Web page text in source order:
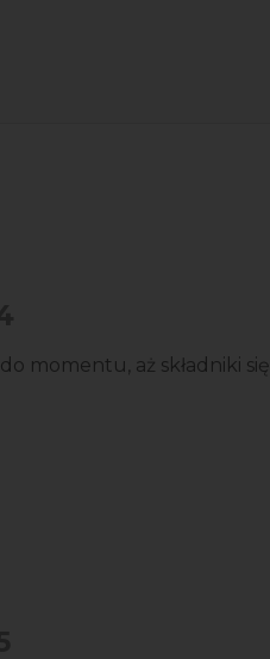
do momentu, aż składniki się